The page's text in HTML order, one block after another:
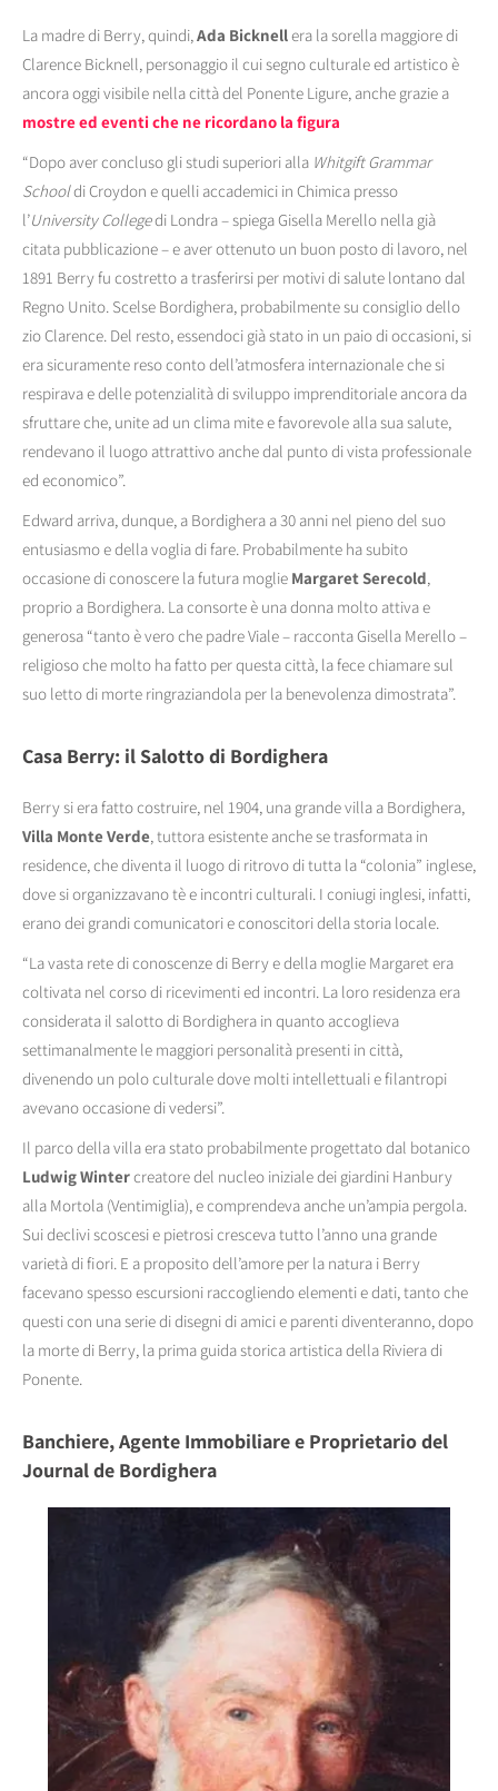
La madre di Berry, quindi,Ada Bicknellera la sorella maggiore di
Clarence Bicknell, personaggio il cui segno culturale ed artistico è
ancora oggi visibile nella città del Ponente Ligure, anche grazie a
mostre ed eventi che ne ricordano la figura
“Dopo aver concluso gli studi superiori alla Whitgift Grammar
Schooldi Croydon e quelli accademici in Chimica presso
l’University Collegedi Londra – spiega Gisella Merello nella già
citata pubblicazione – e aver ottenuto un buon posto di lavoro, nel
1891 Berry fu costretto a trasferirsi per motivi di salute lontano dal
Regno Unito. Scelse Bordighera, probabilmente su consiglio dello
zio Clarence. Del resto, essendoci già stato in un paio di occasioni, si
era sicuramente reso conto dell’atmosfera internazionale che si
respirava e delle potenzialità di sviluppo imprenditoriale ancora da
sfruttare che, unite ad un clima mite e favorevole alla sua salute,
rendevano il luogo attrattivo anche dal punto di vista professionale
ed economico”.
Edward arriva, dunque, a Bordighera a 30 anni nel pieno del suo
entusiasmo e della voglia di fare. Probabilmente ha subito
occasione di conoscere la futura moglie Margaret Serecold,
proprio a Bordighera. La consorte è una donna molto attiva e
generosa “tanto è vero che padre Viale – racconta Gisella Merello –
religioso che molto ha fatto per questa città, la fece chiamare sul
suo letto di morte ringraziandola per la benevolenza dimostrata”.
Casa Berry: il Salotto di Bordighera
Berry si era fatto costruire, nel 1904, una grande villa a Bordighera,
Villa Monte Verde, tuttora esistente anche se trasformata in
residence, che diventa il luogo di ritrovo di tutta la “colonia” inglese,
dove si organizzavano tè e incontri culturali. I coniugi inglesi, infatti,
erano dei grandi comunicatori e conoscitori della storia locale.
“La vasta rete di conoscenze di Berry e della moglie Margaret era
coltivata nel corso di ricevimenti ed incontri. La loro residenza era
considerata il salotto di Bordighera in quanto accoglieva
settimanalmente le maggiori personalità presenti in città,
divenendo un polo culturale dove molti intellettuali e filantropi
avevano occasione di vedersi”.
Il parco della villa era stato probabilmente progettato dal botanico
Ludwig Wintercreatore del nucleo iniziale dei giardini Hanbury
alla Mortola (Ventimiglia), e comprendeva anche un’ampia pergola.
Sui declivi scoscesi e pietrosi cresceva tutto l’anno una grande
varietà di fiori. E a proposito dell’amore per la natura i Berry
facevano spesso escursioni raccogliendo elementi e dati, tanto che
questi con una serie di disegni di amici e parenti diventeranno, dopo
la morte di Berry, la prima guida storica artistica della Riviera di
Ponente.
Banchiere, Agente Immobiliare e Proprietario del
Journal de Bordighera